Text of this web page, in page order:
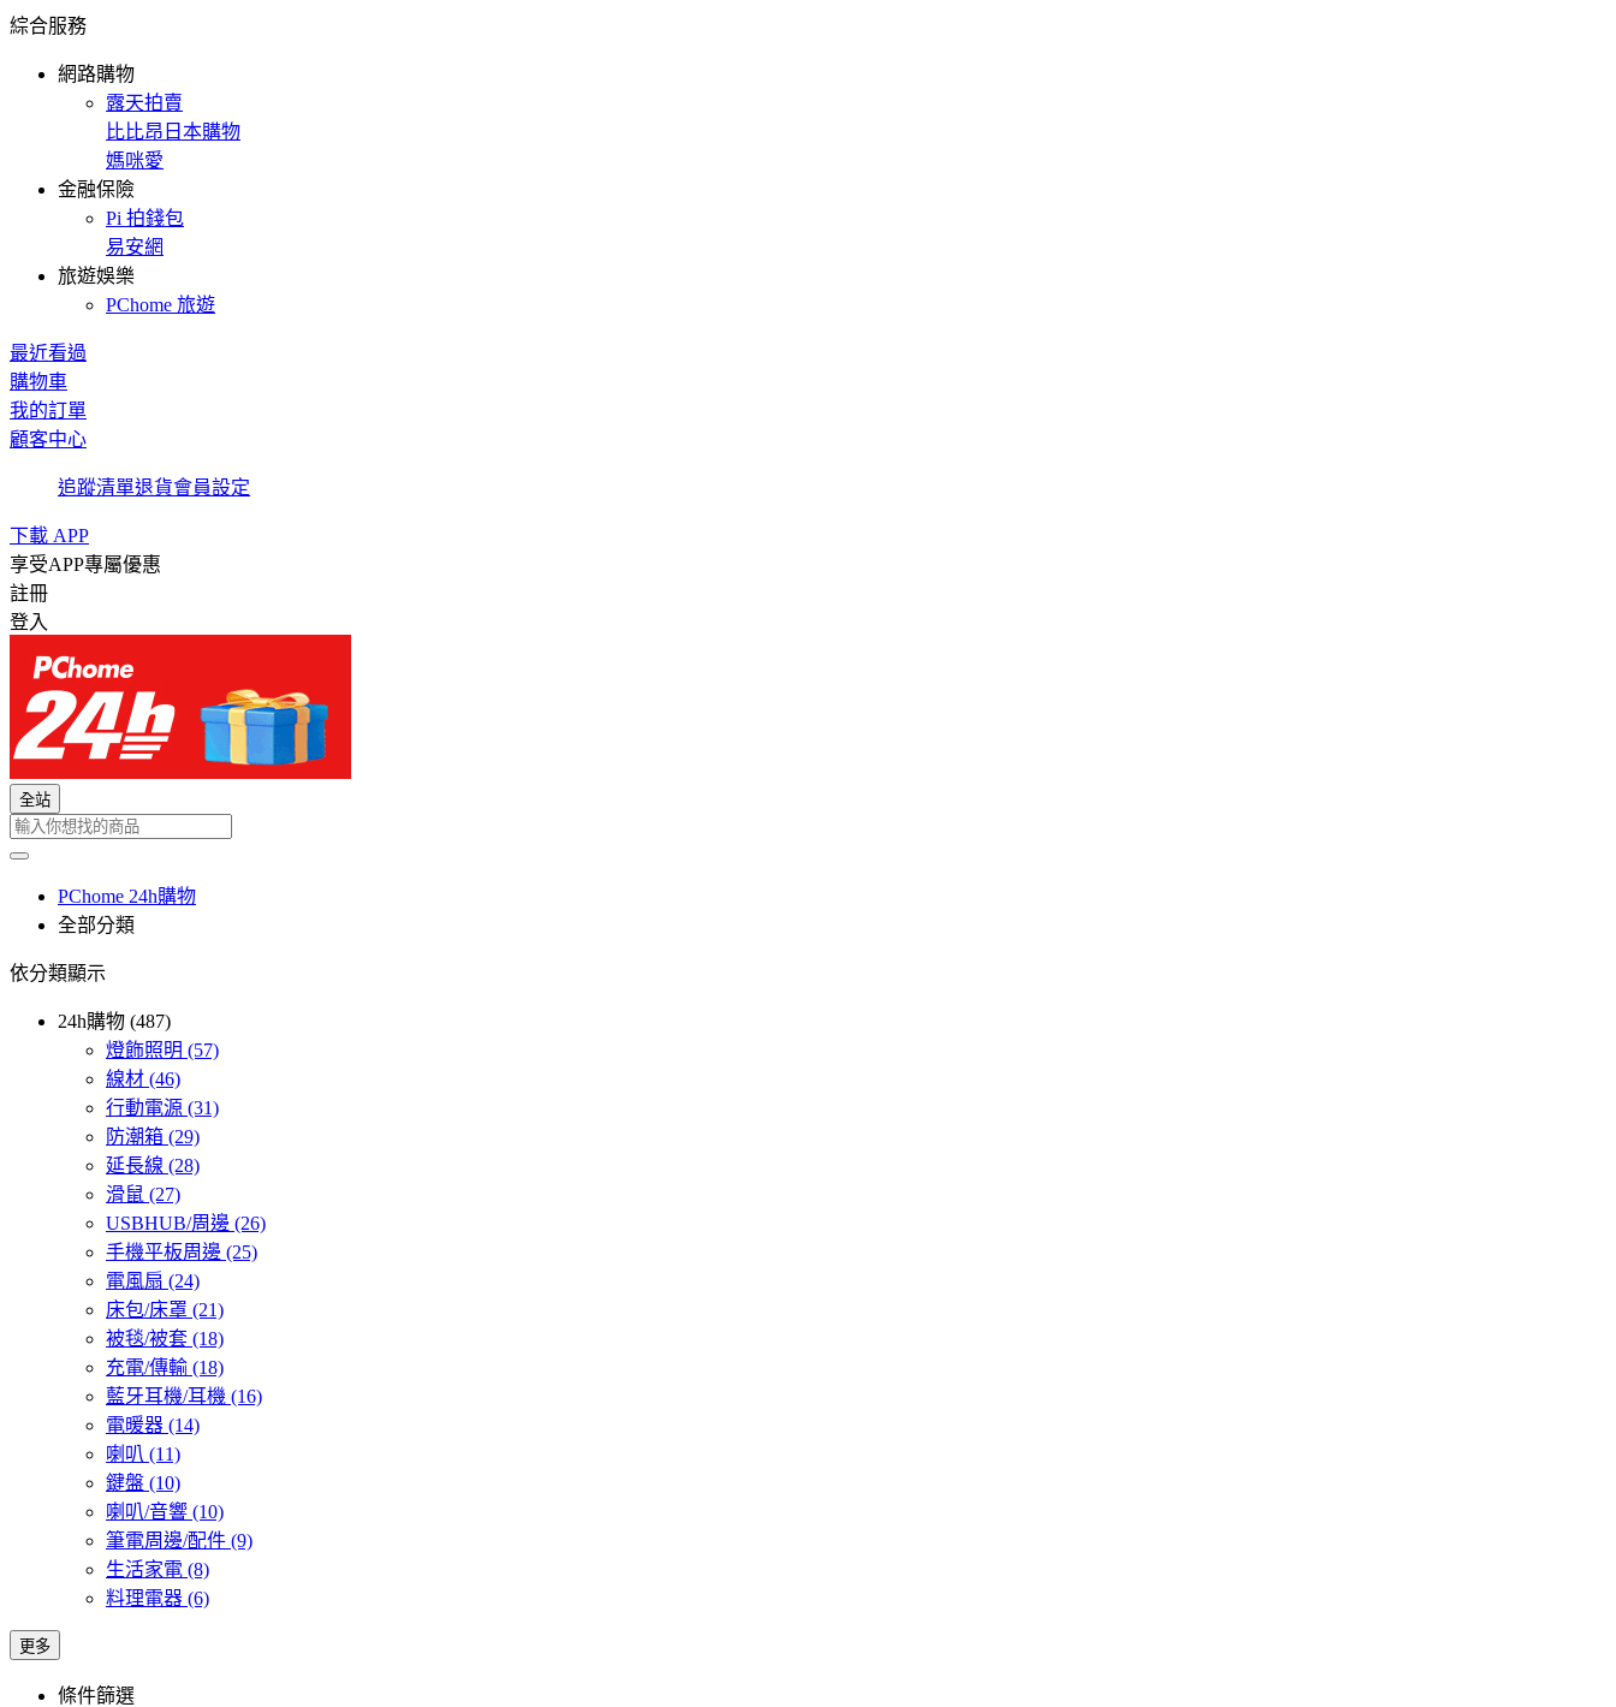
綜合服務
網路購物
露天拍賣
比比昂日本購物
媽咪愛
金融保險
Pi 拍錢包
易安網
旅遊娛樂
PChome 旅遊
最近看過
購物車
我的訂單
顧客中心
追蹤清單退貨會員設定
下載 APP
享受APP專屬優惠
註冊
登入
全站
PChome 24h購物
全部分類
依分類顯示
24h購物 (487)
燈飾照明 (57)
線材 (46)
行動電源 (31)
防潮箱 (29)
延長線 (28)
滑鼠 (27)
USBHUB/周邊 (26)
手機平板周邊 (25)
電風扇 (24)
床包/床罩 (21)
被毯/被套 (18)
充電/傳輸 (18)
藍牙耳機/耳機 (16)
電暖器 (14)
喇叭 (11)
鍵盤 (10)
喇叭/音響 (10)
筆電周邊/配件 (9)
生活家電 (8)
料理電器 (6)
更多
條件篩選